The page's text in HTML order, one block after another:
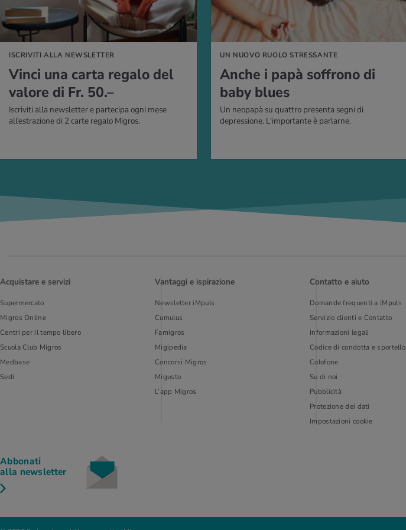
ISCRIVITI ALLA NEWSLETTER
Vinci una carta regalo del
valore di Fr. 50.–
Iscriviti alla newsletter e partecipa ogni mese
all’estrazione di 2 carte regalo Migros.
UN NUOVO RUOLO STRESSANTE
Anche i papà soffrono di
baby blues
Un neopapà su quattro presenta segni di
depressione. L'importante è parlarne.
Acquistare e servizi
Supermercato
Migros Online
Centri per il tempo libero
Scuola Club Migros
Medbase
Sedi
Vantaggi e ispirazione
Newsletter iMpuls
Cumulus
Famigros
Migipedia
Concorsi Migros
Migusto
L’app Migros
Contatto e aiuto
Domande frequenti a iMpuls
Servizio clienti e Contatto
Informazioni legali
Codice di condotta e sportello
Colofone
Su di noi
Pubblicità
Protezione dei dati
Impostazioni cookie
Abbonati
alla newsletter